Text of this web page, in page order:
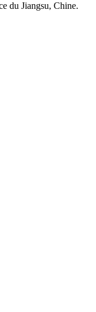
du Jiangsu, Chine.